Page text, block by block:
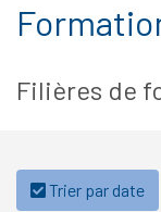
Filières de
Trier par date